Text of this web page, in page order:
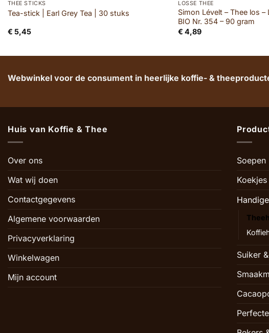
THEE STICKS
Tea-stick | Earl Grey Tea | 30 stuks
€ 5,45
LOSSE THEE
Simon Lévelt – Thee los
BIO Nr. 354 – 90 gram
€ 4,89
Webwinkel voor de consument in heerlijke koffie- &
Huis van Koffie & Thee
Over ons
Wat wij doen
Contactgegevens
Algemene voorwaarden
Privacyverklaring
Winkelwagen
Mijn account
Soepen
Suiker